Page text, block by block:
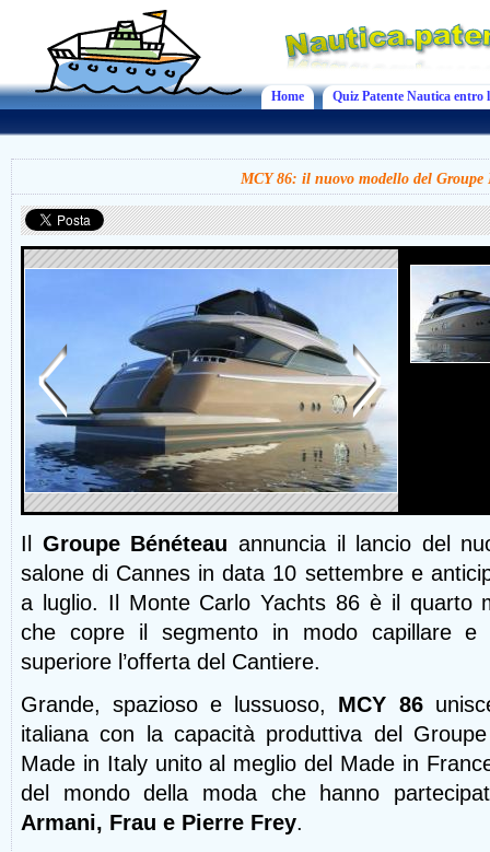
Home Quiz Patente Nautica entro
MCY 86: il nuovo modello del Groupe
Il Groupe Bénéteau annuncia il lancio del
salone di Cannes in data 10 settembre e
a luglio. Il Monte Carlo Yachts 86 è il quarto
che copre il segmento in modo capillare
superiore l’offerta del Cantiere.
Grande, spazioso e lussuoso, MCY 86
italiana con la capacità produttiva del
Made in Italy unito al meglio del Made in
del mondo della moda che hanno
Armani, Frau e Pierre Frey.